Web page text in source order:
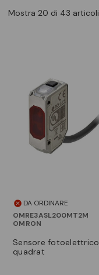
Mostra 20 di 43 articoli
DA ORDINARE
OMRE3ASL200MT2M
OMRON
sensore fotoelettrico,
quadrat